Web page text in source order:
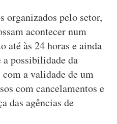
organizados pelo setor,
acontecer num
até às 24 horas e ainda
a possibilidade da
com a validade de um
com cancelamentos e
das agências de